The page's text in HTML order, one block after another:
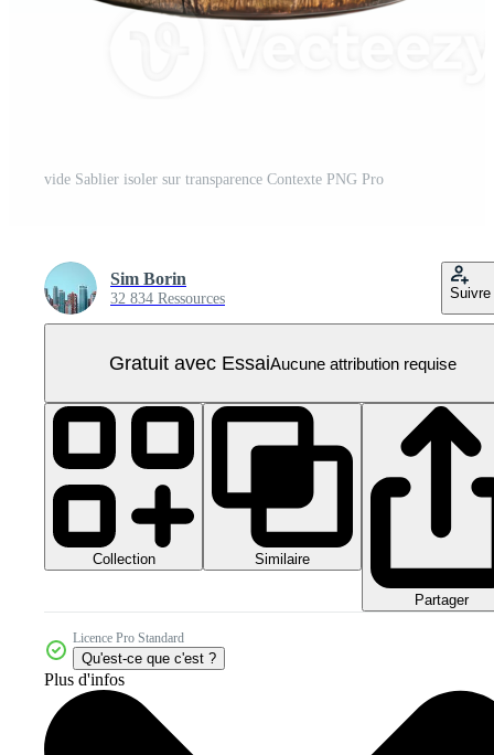
vide Sablier isoler sur transparence Contexte PNG Pro
Sim Borin
32 834 Ressources Suivre
Gratuit avec EssaiAucune attribution requise
Collection Similaire
Partager
Licence Pro Standard
Qu'est-ce que c'est ?
Plus d'infos